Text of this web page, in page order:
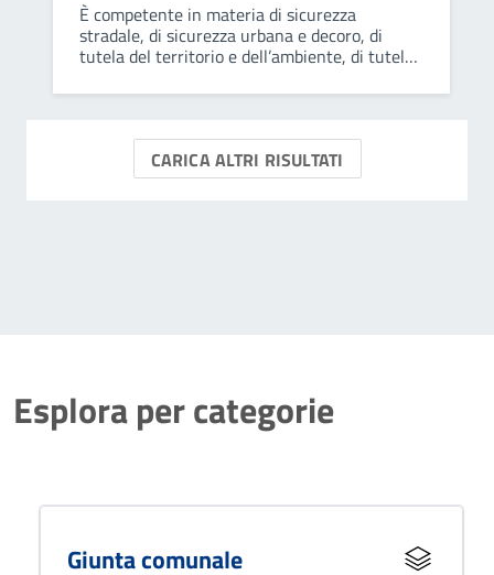
È competente in materia di sicurezza
stradale, di sicurezza urbana e decoro, di
tutela del territorio e dell’ambiente, di tutela
servizi di rappresentanza e scorta.
CARICA ALTRI RISULTATI
Esplora per categorie
Giunta comunale